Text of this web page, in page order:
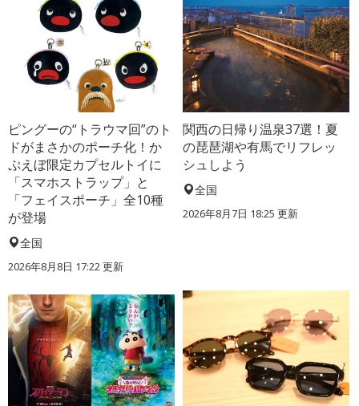
ピングーの“トラウマ回”のト
ドがまさかのポーチ化！か
ぷえぼ限定カプセルトイに
「スマホストラップ」と
「フェイスポーチ」全10種
が登場
全国
2026年8月8日 17:22更新
関西の日帰り温泉37選！夏
の琵琶湖や有馬でリフレッ
シュしよう
全国
2026年8月7日 18:25 更新